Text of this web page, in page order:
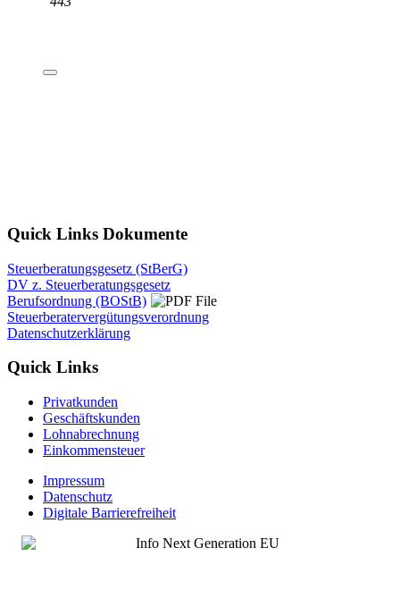
Quick Links Dokumente
Steuerberatungsgesetz (StBerG)
DV z. Steuerberatungsgesetz
Berufsordnung (BOStB)
Steuerberatervergütungsverordnung
Datenschutzerklärung
Quick Links
Privatkunden
Geschäftskunden
Lohnabrechnung
Einkommensteuer
Impressum
Datenschutz
Digitale Barrierefreiheit